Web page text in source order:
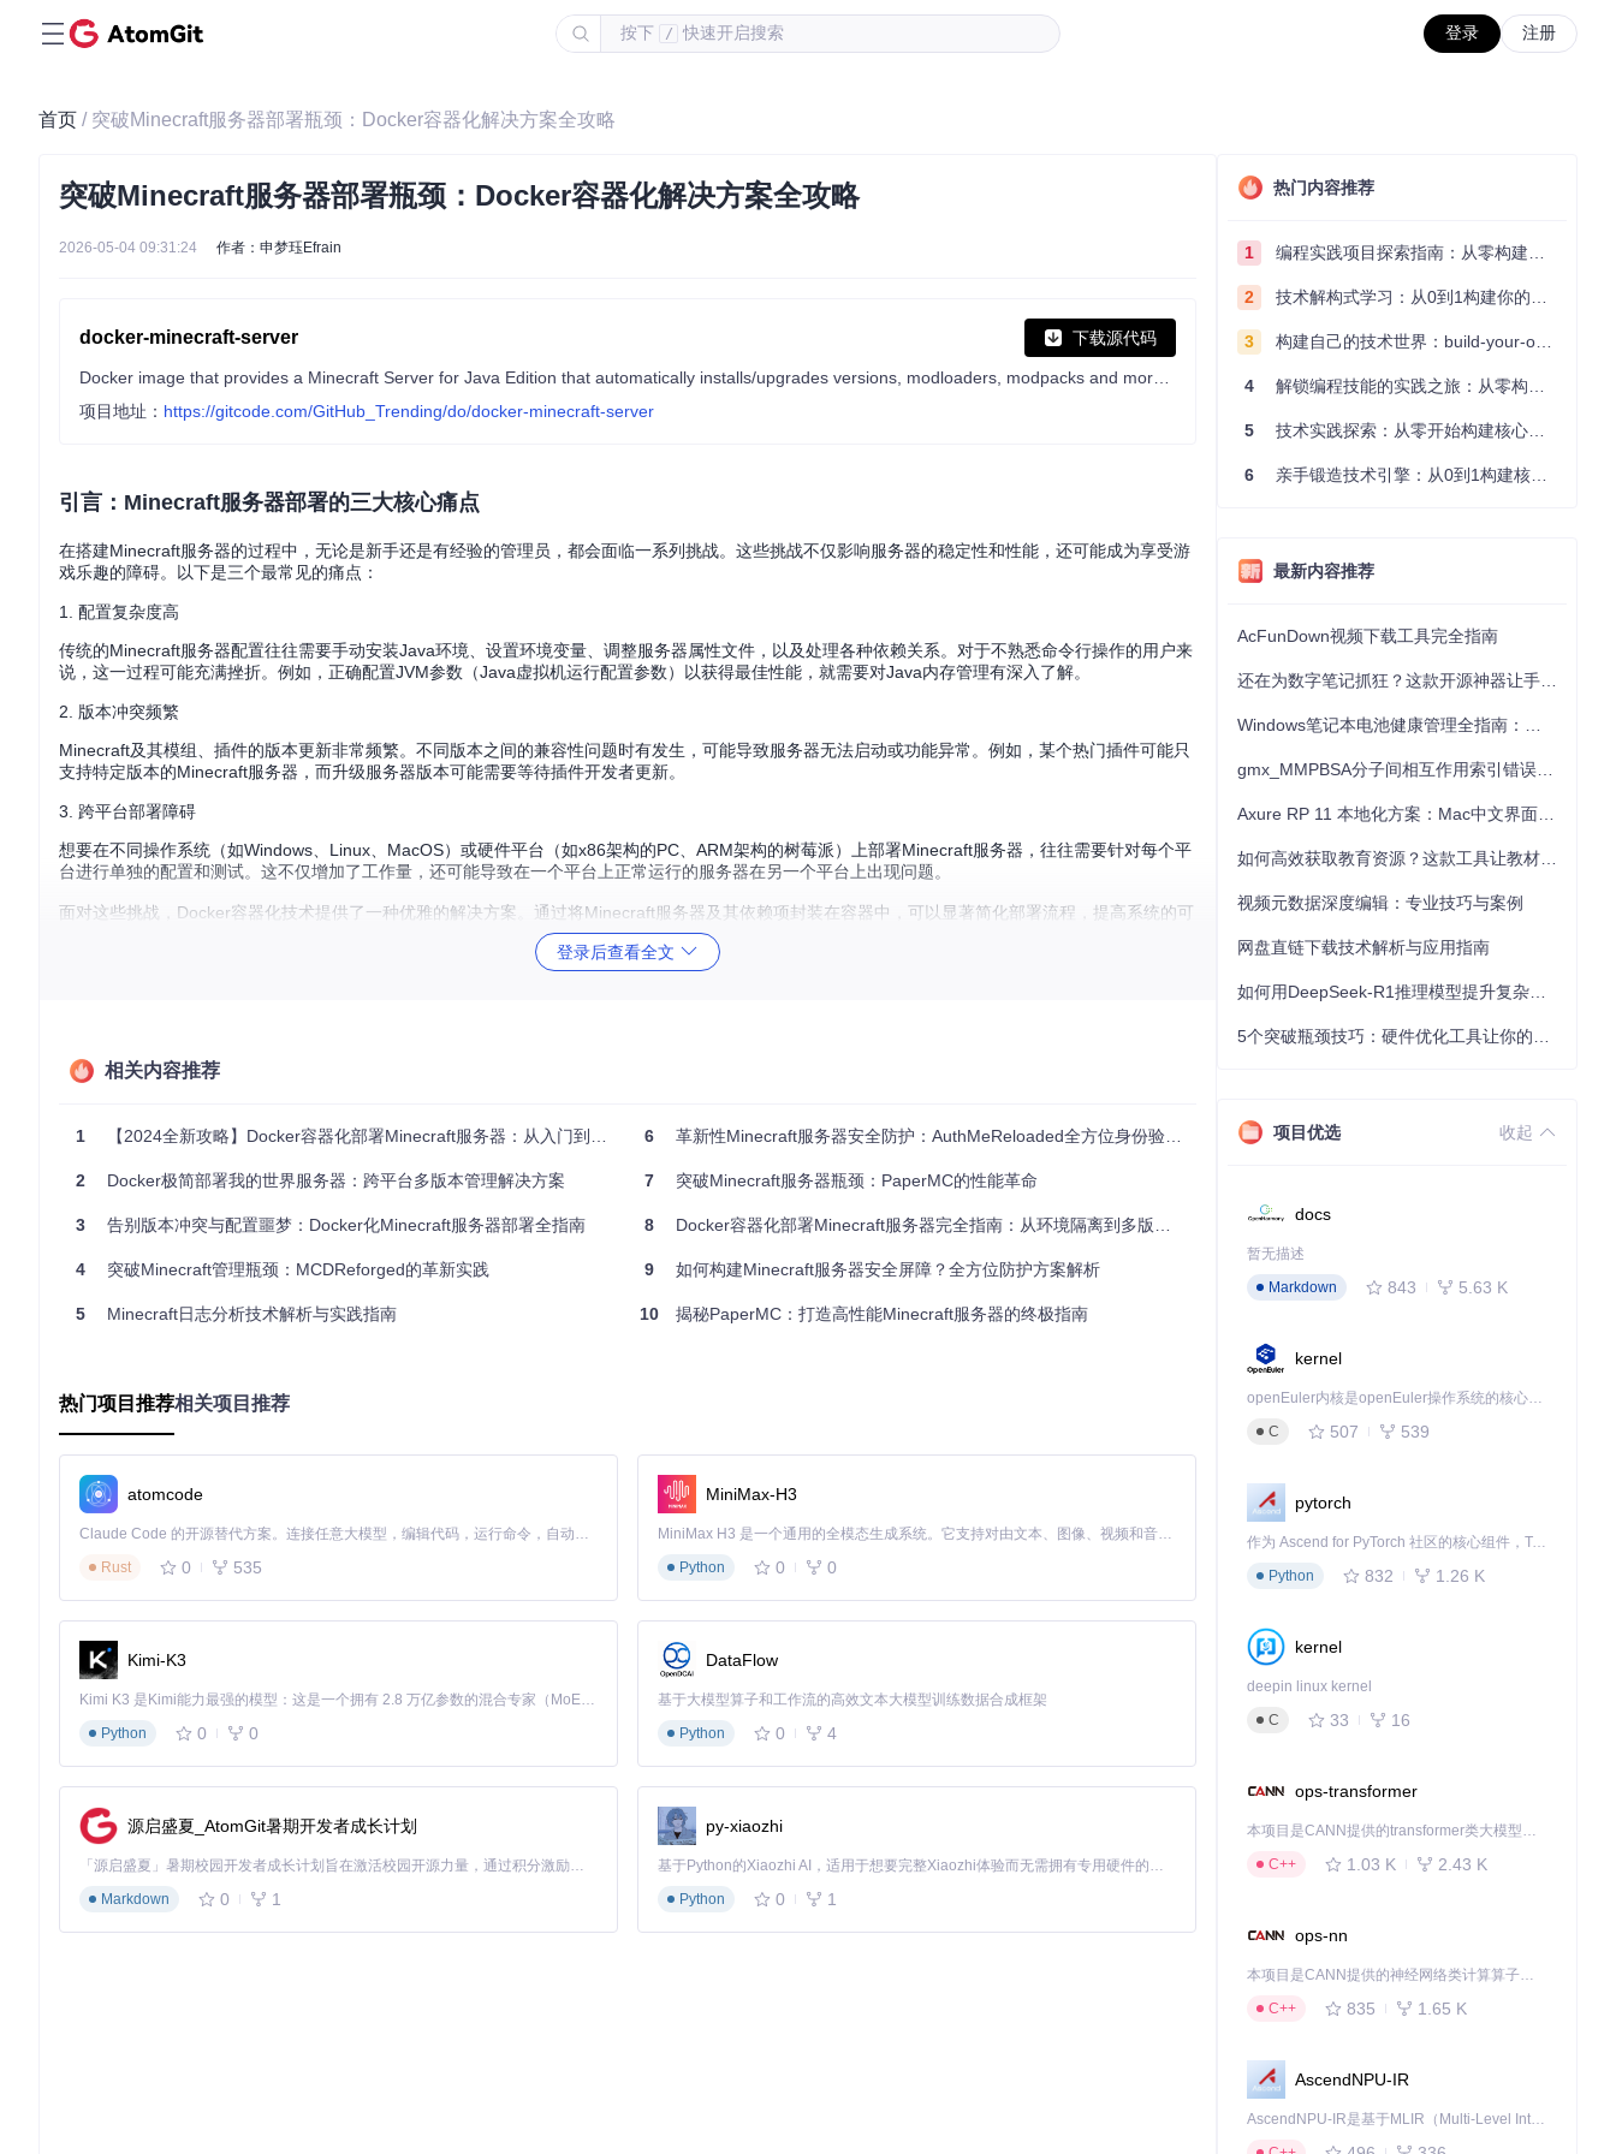
按下 / 快速开启搜索 登录 注册
首页 / 突破Minecraft服务器部署瓶颈：Docker容器化解决方案全攻略
突破Minecraft服务器部署瓶颈：Docker容器化解决方案全攻略
2026-05-04 09:31:24 作者：申梦珏Efrain
docker-minecraft-server 下载源代码
项目地址： https://gitcode.com/GitHub_Trending/do/docker-minecraft-server
引言：Minecraft服务器部署的三大核心痛点
在搭建Minecraft服务器的过程中，无论是新手还是有经验的管理员，都会面临一系列挑战。这些挑战不仅影响服务器的稳定性和性能，还可能成为享受游
戏乐趣的障碍。以下是三个最常见的痛点：
1. 配置复杂度高
传统的Minecraft服务器配置往往需要手动安装Java环境、设置环境变量、调整服务器属性文件，以及处理各种依赖关系。对于不熟悉命令行操作的用户来
说，这一过程可能充满挫折。例如，正确配置JVM参数（Java虚拟机运行配置参数）以获得最佳性能，就需要对Java内存管理有深入了解。
2. 版本冲突频繁
Minecraft及其模组、插件的版本更新非常频繁。不同版本之间的兼容性问题时有发生，可能导致服务器无法启动或功能异常。例如，某个热门插件可能只
支持特定版本的Minecraft服务器，而升级服务器版本可能需要等待插件开发者更新。
3. 跨平台部署障碍
想要在不同操作系统（如Windows、Linux、MacOS）或硬件平台（如x86架构的PC、ARM架构的树莓派）上部署Minecraft服务器，往往需要针对每个平
台进行单独的配置和测试。这不仅增加了工作量，还可能导致在一个平台上正常运行的服务器在另一个平台上出现问题。
面对这些挑战，Docker容器化技术提供了一种优雅的解决方案。通过将Minecraft服务器及其依赖项封装在容器中，可以显著简化部署流程，提高系统的可
特性
部署复杂度
一键部署，通过配置文件定义服务器参数
手动安装Java、服务端软件，配置环境变量
版本管理
支持多版本并行运行，切换简单
需手动管理不同版本的安装和配置
跨平台支持
一次构建，到处运行，支持Linux、Windows、MacOS等
需针对不同平台单独配置和测试
Docker容器化方案通过将Minecraft服务器及其所有依赖项打包到一个标准化的容器中，解决了传统部署方式的诸多痛点。容器化不仅简化了部署流程，还
提高了系统的可维护性和可扩展性。
在开始部署之前，首先需要确定适合你的服务器类型。通过回答以下三个问题，可以快速定位最适合的配置方案：
你的玩家规模是多少？
单人或小团体（1-5人）
中型团队（5-20人）
你需要什么样的游戏体验？
原汁原味的原版体验
带有少量插件的增强体验
丰富的模组内容
你的技术需求是什么？
简单易用，开箱即用
高度可定制，支持复杂配置
自动化运维，低维护成本
基于以上问题的答案，你可以参考以下推荐方案：
登录后查看全文
相关内容推荐
1 【2024全新攻略】Docker容器化部署Minecraft服务器：从入门到运维的玩家实战指南
2 Docker极简部署我的世界服务器：跨平台多版本管理解决方案
3 告别版本冲突与配置噩梦：Docker化Minecraft服务器部署全指南
4 突破Minecraft管理瓶颈：MCDReforged的革新实践
5 Minecraft日志分析技术解析与实践指南
6 革新性Minecraft服务器安全防护：AuthMeReloaded全方位身份验证解决方案
7 突破Minecraft服务器瓶颈：PaperMC的性能革命
8 Docker容器化部署Minecraft服务器完全指南：从环境隔离到多版本管理
9 如何构建Minecraft服务器安全屏障？全方位防护方案解析
10 揭秘PaperMC：打造高性能Minecraft服务器的终极指南
热门项目推荐相关项目推荐
atomcode
Claude Code 的开源替代方案。连接任意大模型，编辑代码，运行命令，自动验证 — 全自动执行。用 Rust 构建，极致性能。 ｜ An open-source alternative to Claude Code. Connect any LLM, edit code, run commands, and verify changes — autonomously. Built in Rust for speed. Get Started
Rust
0 535
MiniMax-H3
MiniMax H3 是一个通用的全模态生成系统。它支持对由文本、图像、视频和音频组成的多模态上下文进行统一理解，并能生成分辨率高达 2K、时长可达 15 秒的带原生立体声音频的视频。得益于面向任务泛化的系统设计，H3 在预训练阶段就已具备广泛的多模态上下文理解与生成能力，能够出色地执行复杂的多模态指令。
Python
0 0
Kimi-K3
Kimi K3 是Kimi能力最强的模型：这是一个拥有 2.8 万亿参数的混合专家（MoE）模型，具备原生视觉理解能力，并支持 100 万 token 的上下文窗口。
Python
0 0
DataFlow
基于大模型算子和工作流的高效文本大模型训练数据合成框架
Python
0 4
源启盛夏_AtomGit暑期开发者成长计划
「源启盛夏」暑期校园开发者成长计划旨在激活校园开源力量，通过积分激励、认证扶持、资源倾斜等形式，引导高校组织和开发者完成「入驻 — 建项目 — 做贡献 — 获认证 — 得资源」的完整闭环。无论你是想带领社团入驻平台的组织者，还是希望用代码贡献证明自己的开发者，都能在这里找到属于你的成长路径。
Markdown
0 1
py-xiaozhi
基于Python的Xiaozhi AI，适用于想要完整Xiaozhi体验而无需拥有专用硬件的用户。
Python
0 1
热门内容推荐
1 编程实践项目探索指南：从零构建技术能力体系
2 技术解构式学习：从0到1构建你的编程知识体系
3 构建自己的技术世界：build-your-own-x项目的实践探索指南
4 解锁编程技能的实践之旅：从零构建你的技术世界
5 技术实践探索：从零开始构建核心系统的实践指南
6 亲手锻造技术引擎：从0到1构建核心系统的实践指南
最新内容推荐
AcFunDown视频下载工具完全指南
视频元数据深度编辑：专业技巧与案例
网盘直链下载技术解析与应用指南
项目优选 收起
docs
暂无描述
Markdown
843 5.63 K
kernel
openEuler内核是openEuler操作系统的核心，既是系统性能与稳定性的基石，也是连接处理器、设备与服务的桥梁。
C
507 539
pytorch
作为 Ascend for PyTorch 社区的核心组件，TorchNPU 是昇腾专为 PyTorch 打造的深度学习适配插件，使 PyTorch 框架能够直接调用昇腾 NPU，为开发者提供昇腾 AI 处理器的超强算力。
Python
832 1.26 K
kernel
deepin linux kernel
C
33 16
ops-transformer
本项目是CANN提供的transformer类大模型算子库，实现网络在NPU上加速计算。
C++
1.03 K 2.43 K
ops-nn
本项目是CANN提供的神经网络类计算算子库，实现网络在NPU上加速计算。
C++
835 1.65 K
AscendNPU-IR
AscendNPU-IR是基于MLIR（Multi-Level Intermediate Representation）构建的，面向昇腾亲和算子编译时使用的中间表示，提供昇腾完备表达能力，通过编译优化提升昇腾AI处理器计算效率，支持通过生态框架使能昇腾AI处理器与深度调优